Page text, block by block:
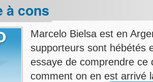
à cons
Marcelo Bielsa est en
supporteurs sont hébétés
essaye de comprendre ce
comment on en est arrivé